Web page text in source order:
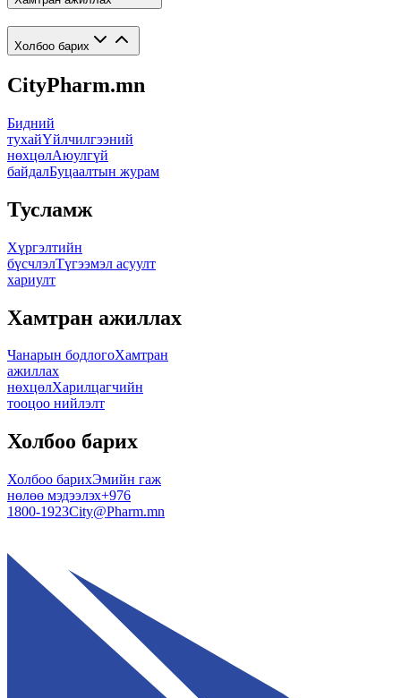
Холбоо барих
CityPharm.mn
Бидний
тухайҮйлчилгээний
нөхцөлАюулгүй
байдалБуцаалтын журам
Тусламж
Хүргэлтийн
бүсчлэлТүгээмэл асуулт
хариулт
Хамтран ажиллах
Чанарын бодлогоХамтран
ажиллах
нөхцөлХарилцагчийн
тооцоо нийлэлт
Холбоо барих
Холбоо барихЭмийн гаж
нөлөө мэдээлэх+976
1800-1923City@Pharm.mn